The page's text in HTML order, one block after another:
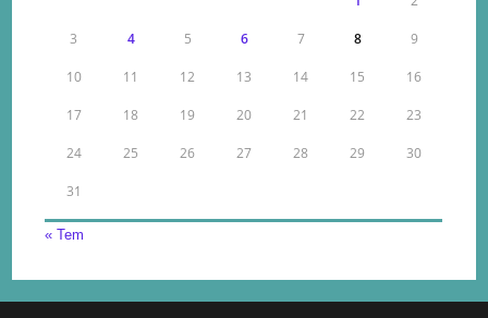
3 4 5 6 7 8 9
10 11 12 13 14 15 16
17 18 19 20 21 22 23
24 25 26 27 28 29 30
31
« Tem